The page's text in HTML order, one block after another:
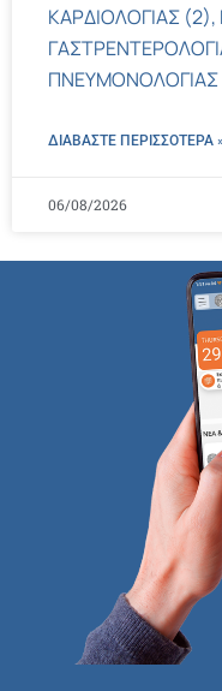
ΚΑΡΔΙΟΛΟΓΙΑΣ (2),
ΠΝΕΥΜΟΝΟΛΟΓΙΑΣ
ΔΙΑΒΑΣΤΕ ΠΕΡΙΣΣΌΤΕΡΑ
06/08/2026